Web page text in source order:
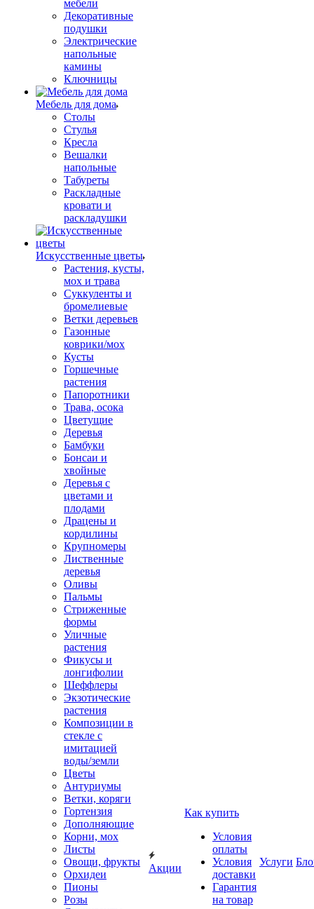
мебели
Декоративные
подушки
Электрические
напольные
камины
Ключницы
Мебель для дома
Столы
Стулья
Кресла
Вешалки
напольные
Табуреты
Раскладные
кровати и
раскладушки
Искусственные цветы
Растения, кусты,
мох и трава
Суккуленты и
бромелиевые
Ветки деревьев
Газонные
коврики/мох
Кусты
Горшечные
растения
Папоротники
Трава, осока
Цветущие
Деревья
Бамбуки
Бонсаи и
хвойные
Деревья с
цветами и
плодами
Драцены и
кордилины
Крупномеры
Лиственные
деревья
Оливы
Пальмы
Стриженные
формы
Уличные
растения
Фикусы и
лонгифолии
Шеффлеры
Экзотические
растения
Композиции в
стекле с
имитацией
воды/земли
Цветы
Антуриумы
Ветки, коряги
Гортензия
Дополняющие
Корни, мох
Листы
Овощи, фрукты
Орхидеи
Пионы
Розы
Акции
Как купить
Условия
оплаты
Условия
доставки
Гарантия
на товар
Услуги